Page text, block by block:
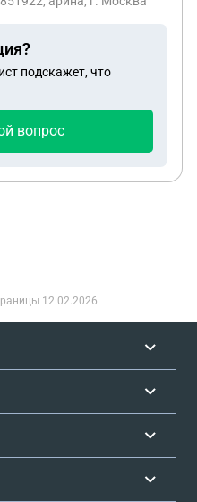
были. также про тест
в плохих отношениях
подскажет, что
вопрос
12.02.2026